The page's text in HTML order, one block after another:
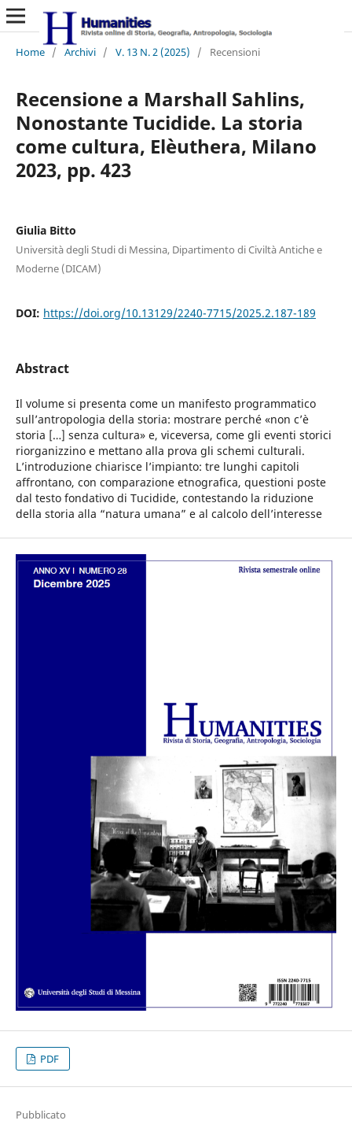
Home / Archivi / V. 13 N. 2 (2025) / Recensioni
Recensione a Marshall Sahlins,
Nonostante Tucidide. La storia
come cultura, Elèuthera, Milano
2023, pp. 423
Giulia Bitto
Università degli Studi di Messina, Dipartimento di Civiltà Antiche e
Moderne (DICAM)
DOI: https://doi.org/10.13129/2240-7715/2025.2.187-189
Abstract
Il volume si presenta come un manifesto programmatico
sull’antropologia della storia: mostrare perché «non c’è
storia […] senza cultura» e, viceversa, come gli eventi storici
riorganizzino e mettano alla prova gli schemi culturali.
L’introduzione chiarisce l’impianto: tre lunghi capitoli
affrontano, con comparazione etnografica, questioni poste
dal testo fondativo di Tucidide, contestando la riduzione
della storia alla “natura umana” e al calcolo dell’interesse
PDF
Pubblicato